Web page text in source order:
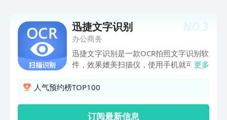
NO.3
迅捷文字识别
办公商务
迅捷文字识别是一款OCR拍照文字识别软
件，效果媲美扫描仪，使用手机就可以实
扫描、文字编辑、拍照翻译、图片转PDF
简单便捷。对于识别后的文字我们还可以
更多
人气预约榜TOP100
订阅最新信息